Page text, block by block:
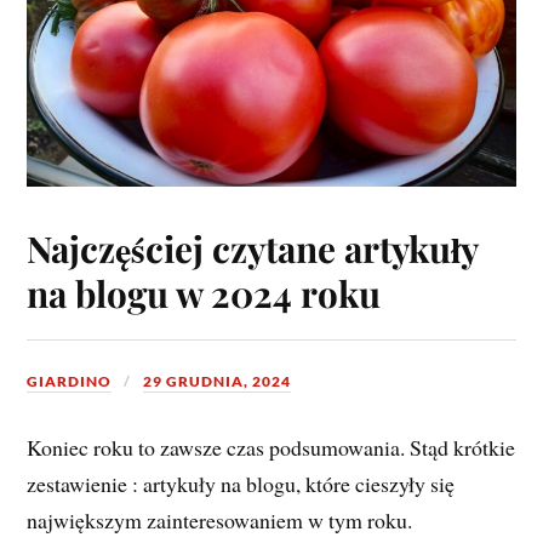
Najczęściej czytane artykuły
na blogu w 2024 roku
GIARDINO 29 GRUDNIA, 2024
Koniec roku to zawsze czas podsumowania. Stąd krótkie
zestawienie : artykuły na blogu, które cieszyły się
największym zainteresowaniem w tym roku.